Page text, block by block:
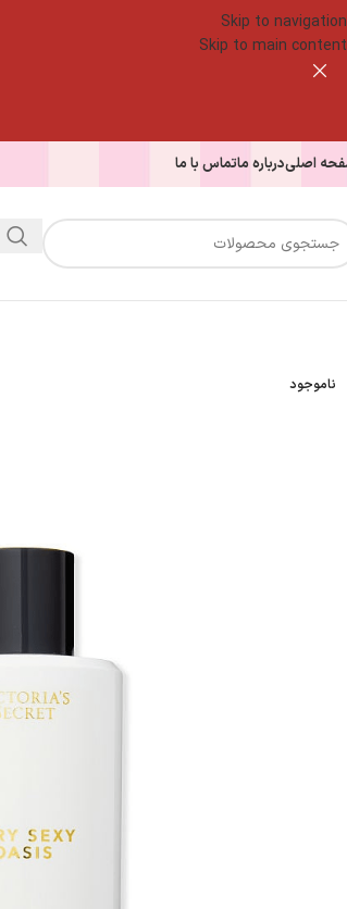
Skip to navigation
Skip to main content
اصلیدرباره ماتماس با ما
ناموجود